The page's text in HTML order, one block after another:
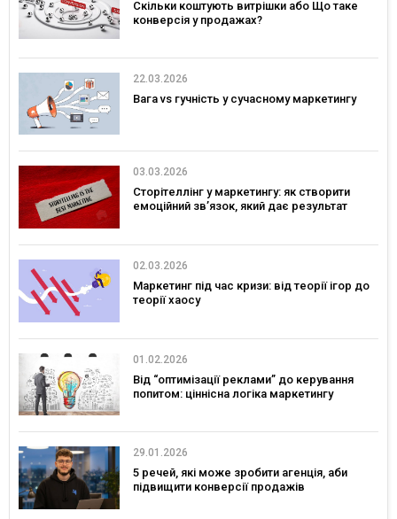
Скільки коштують витрішки або Що таке
конверсія у продажах?
22.03.2026
Вага vs гучність у сучасному маркетингу
03.03.2026
Сторітеллінг у маркетингу: як створити
емоційний зв’язок, який дає результат
02.03.2026
Маркетинг під час кризи: від теорії ігор до
теорії хаосу
01.02.2026
Від “оптимізації реклами” до керування
попитом: ціннісна логіка маркетингу
29.01.2026
5 речей, які може зробити агенція, аби
підвищити конверсії продажів